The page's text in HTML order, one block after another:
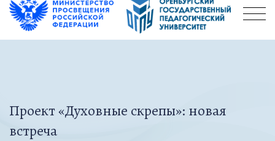
Проект «Духовные скрепы»: новая
встреча